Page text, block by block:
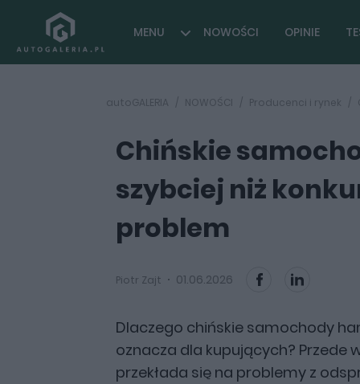
MENU NOWOŚCI OPINIE
autoGALERIA NOWOŚCI Producenci i rynek
Chińskie
szybciej niż
problem
Piotr Zajt 01.06.2026
Dlaczego chińskie samochody
oznacza dla kupujących? Przede
przekłada się na problemy z